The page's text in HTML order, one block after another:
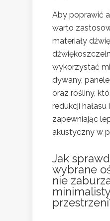
Aby poprawić
warto
materiały
wykorzystać
dywany,
oraz rośliny,
redukcji hałasu
zapewniając
akustyczny w
Jak
wybrane
nie